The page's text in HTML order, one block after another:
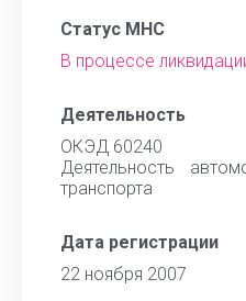
Статус МНС
В процессе
Деятельность
ОКЭД 60240
Деятельность
транспорта
Дата регистрации
22 ноября 2007